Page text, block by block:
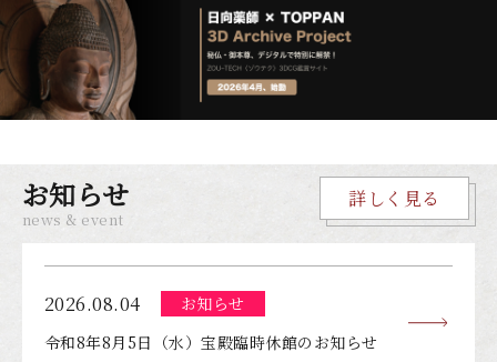
お知らせ
news & event
2026.08.04
お知らせ
令和8年8月5日（水）宝殿臨時休館のお知らせ
詳しく見る